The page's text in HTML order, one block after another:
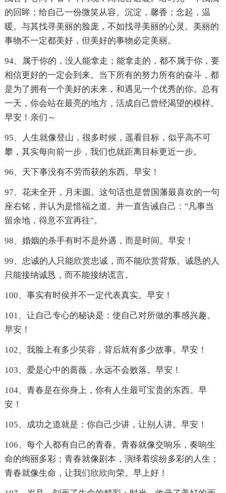
的回眸；给自己一份微笑从容。沉淀，馨香；念起，温
暖。与其找寻美丽的脸庞，不如找寻美丽的心灵。美丽的
事物不一定都美好，但美好的事物必定美丽。
94、属于你的，没人能拿走；能拿走的，都不属于你，要
相信更好的一定会到来。当下所有的努力所有的奋斗，都
是为了拥有一个美好的未来，和遇见一个优秀的你。总有
一天，你会站在最亮的地方，活成自己曾经渴望的模样。
早安！亲们～
95、人生就像登山，很多时候，遥看目标，似乎高不可
攀，其实每向前一步，我们也就距离目标更近一步。
96、天下事没有不劳而获的东西。早安！
97、花未全开，月未圆。这句话也是曾国藩最喜欢的一句
座右铭，并认为是惜福之道。并一直告诫自己："凡事当
留余地，得意不宜再往"。
98、婚姻的杀手有时不是外遇，而是时间。早安！
99、忠诚的人只能欣赏忠诚，而不能欣赏背叛。诚恳的人
只能接纳诚恳，而不能接纳谎言。
100、事实有时侯并不一定代表真实。早安！
101、让自己专心的秘诀是：使自己对所做的事感兴趣。
早安！
102、我脸上有多少笑容，背后就有多少故事。早安！
103、爱是心中的蔷薇，永远不会败落。早安！
104、青春是在你身上，你有人生最可宝贵的东西。早
安！
105、成功之道就是：你自己少讲，让别人讲。早安！
106、每个人都有自己的青春。青春就像交响乐，奏响生
命的绚丽多彩；青春就像剧本，演绎着缤纷多彩的人生；
青春就像生命，让我们欣欣向荣。早上好！